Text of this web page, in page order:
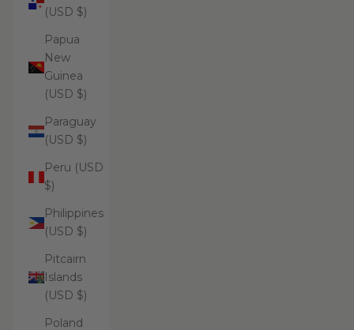
(USD $)
Papua
New
Guinea
(USD $)
Paraguay
(USD $)
Peru (USD
$)
Philippines
(USD $)
Pitcairn
Islands
(USD $)
Poland